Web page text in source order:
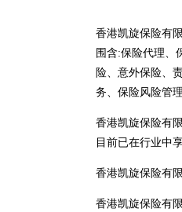
香港凯旋保险有
围含:保险代理、
险、意外保险、
务、保险风险管
香港凯旋保险有
目前已在行业中
香港凯旋保险有
香港凯旋保险有